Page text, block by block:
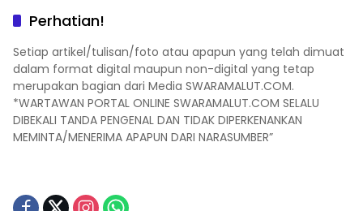
Perhatian!
Setiap artikel/tulisan/foto atau apapun yang telah dimuat
dalam format digital maupun non-digital yang tetap
merupakan bagian dari Media SWARAMALUT.COM.
*WARTAWAN PORTAL ONLINE SWARAMALUT.COM SELALU
DIBEKALI TANDA PENGENAL DAN TIDAK DIPERKENANKAN
MEMINTA/MENERIMA APAPUN DARI NARASUMBER”